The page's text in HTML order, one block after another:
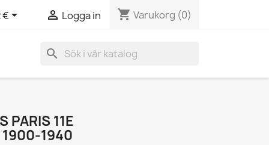
€  Logga in shopping_cart Varukorg (0)
search
PARIS 11E
1900-1940